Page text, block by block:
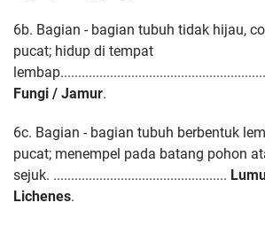
6b. Bagian - bagian tubuh tidak hijau,
pucat; hidup di tempat
Fungi / Jamur.
6c. Bagian - bagian tubuh berbentuk
pucat; menempel pada batang pohon
sejuk. .................................................
Lichenes.